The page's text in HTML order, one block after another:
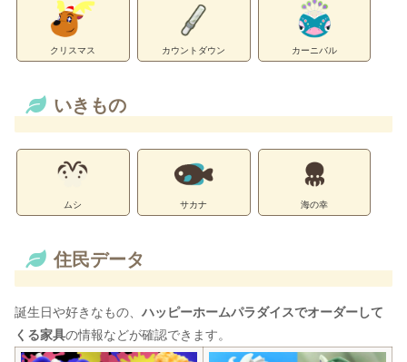
クリスマス カウントダウン カーニバル
いきもの
ムシ サカナ 海の幸
住民データ
誕生日や好きなもの、 ハッピーホームパラダイスでオーダーして
くる家具の情報などが確認できます。